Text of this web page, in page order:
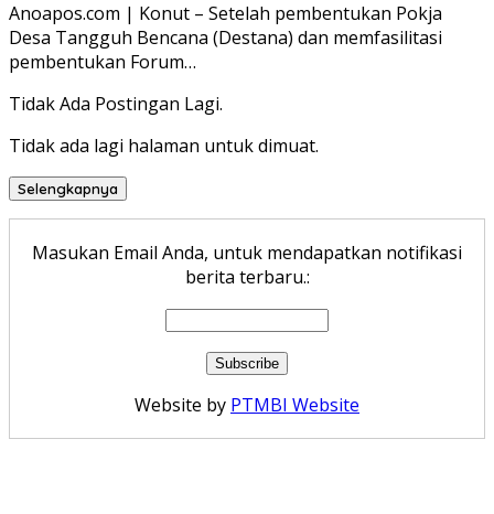
Anoapos.com | Konut – Setelah pembentukan Pokja
Desa Tangguh Bencana (Destana) dan memfasilitasi
pembentukan Forum…
Tidak Ada Postingan Lagi.
Tidak ada lagi halaman untuk dimuat.
Selengkapnya
Masukan Email Anda, untuk mendapatkan notifikasi
berita terbaru.:
Website by PTMBI Website